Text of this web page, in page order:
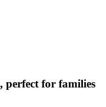
perfect for families